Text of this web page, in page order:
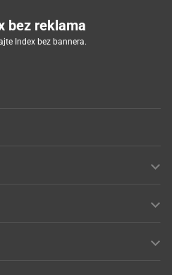
bez reklama
Index bez bannera.